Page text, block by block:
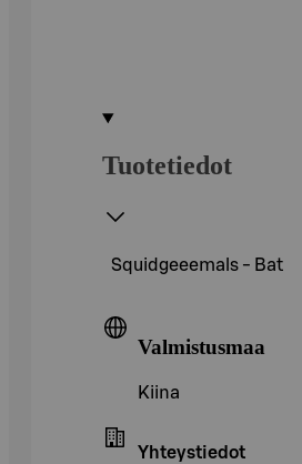
Tuotetiedot
Squidgeeemals - Bat
Valmistusmaa
Kiina
Yhteystiedot